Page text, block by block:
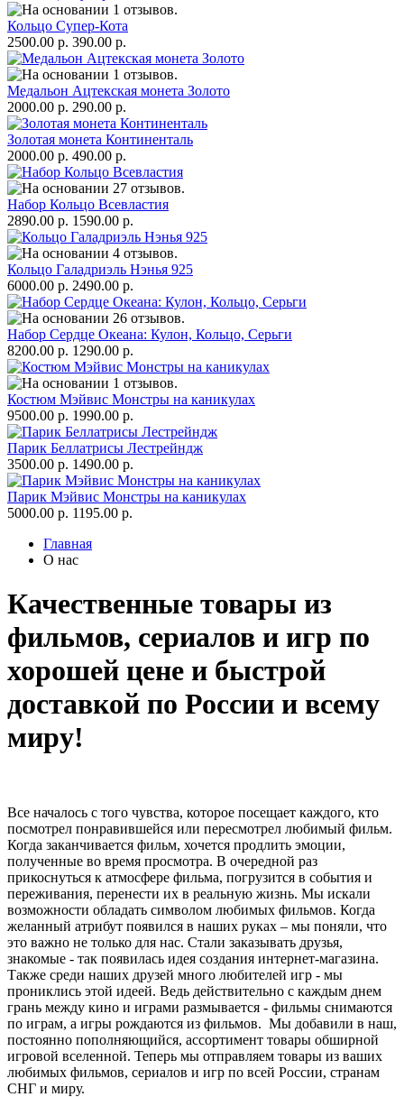
Кольцо Супер-Кота
2500.00 р. 390.00 р.
Медальон Ацтекская монета Золото
2000.00 р. 290.00 р.
Золотая монета Континенталь
2000.00 р. 490.00 р.
Набор Кольцо Всевластия
2890.00 р. 1590.00 р.
Кольцо Галадриэль Нэнья 925
6000.00 р. 2490.00 р.
Набор Сердце Океана: Кулон, Кольцо, Серьги
8200.00 р. 1290.00 р.
Костюм Мэйвис Монстры на каникулах
9500.00 р. 1990.00 р.
Парик Беллатрисы Лестрейндж
3500.00 р. 1490.00 р.
Парик Мэйвис Монстры на каникулах
5000.00 р. 1195.00 р.
Главная
О нас
Качественные товары из
фильмов, сериалов и игр по
хорошей цене и быстрой
доставкой по России и всему
миру!
Все началось с того чувства, которое посещает каждого, кто
посмотрел понравившейся или пересмотрел любимый фильм.
Когда заканчивается фильм, хочется продлить эмоции,
полученные во время просмотра. В очередной раз
прикоснуться к атмосфере фильма, погрузится в события и
переживания, перенести их в реальную жизнь. Мы искали
возможности обладать символом любимых фильмов. Когда
желанный атрибут появился в наших руках – мы поняли, что
это важно не только для нас. Стали заказывать друзья,
знакомые - так появилась идея создания интернет-магазина.
Также среди наших друзей много любителей игр - мы
прониклись этой идеей. Ведь действительно с каждым днем
грань между кино и играми размывается - фильмы снимаются
по играм, а игры рождаются из фильмов. Мы добавили в наш,
постоянно пополняющийся, ассортимент товары обширной
игровой вселенной. Теперь мы отправляем товары из ваших
любимых фильмов, сериалов и игр по всей России, странам
СНГ и миру.